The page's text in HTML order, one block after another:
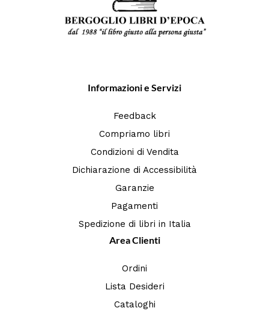
Informazioni e Servizi
Feedback
Compriamo libri
Condizioni di Vendita
Dichiarazione di Accessibilità
Garanzie
Pagamenti
Spedizione di libri in Italia
Area Clienti
Ordini
Lista Desideri
Cataloghi